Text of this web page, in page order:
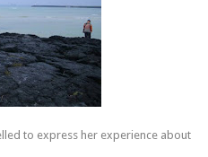
to express her experience about